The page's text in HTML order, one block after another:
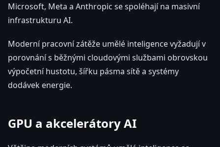
Microsoft, Meta a Anthropic se spoléhají na masivní
infrastrukturu AI.
Moderní pracovní zátěže umělé inteligence vyžadují v
porovnání s běžnými cloudovými službami obrovskou
výpočetní hustotu, šířku pásma sítě a systémy
dodávek energie.
GPU a akcelerátory AI